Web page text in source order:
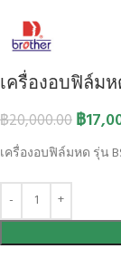
เครื่องอบฟิล์ม
฿20,000.00฿
เครื่องอบฟิล์มหด รุ่น